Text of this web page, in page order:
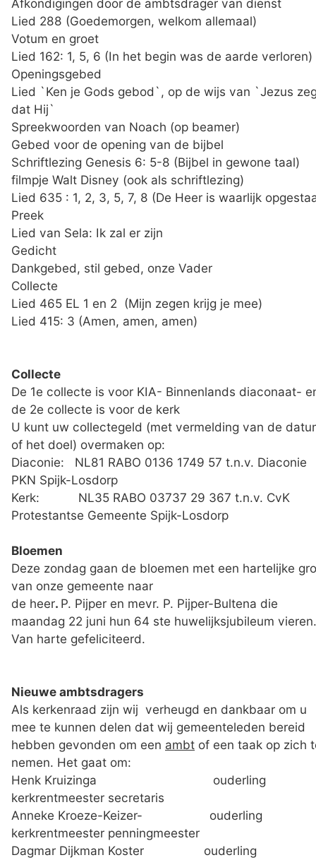
Afkondigingen door de ambtsdrager van dienst
Lied 288 (Goedemorgen, welkom allemaal)
Votum en groet
Lied 162: 1, 5, 6 (In het begin was de aarde verloren)
Openingsgebed
Lied `Ken je Gods gebod`, op de wijs van `Jezus
dat Hij`
Spreekwoorden van Noach (op beamer)
Gebed voor de opening van de bijbel
Schriftlezing Genesis 6: 5-8 (Bijbel in gewone taal)
filmpje Walt Disney (ook als schriftlezing)
Lied 635 : 1, 2, 3, 5, 7, 8 (De Heer is waarlijk
Preek
Lied van Sela: Ik zal er zijn
Gedicht
Dankgebed, stil gebed, onze Vader
Collecte
Lied 465 EL 1 en 2 (Mijn zegen krijg je mee)
Lied 415: 3 (Amen, amen, amen)
Collecte
De 1e collecte is voor KIA- Binnenlands diaconaat-
de 2e collecte is voor de kerk
U kunt uw collectegeld (met vermelding van de
of het doel) overmaken op:
Diaconie: NL81 RABO 0136 1749 57 t.n.v. Diaconie
PKN Spijk-Losdorp
Kerk: NL35 RABO 03737 29 367 t.n.v. CvK
Protestantse Gemeente Spijk-Losdorp
Bloemen
Deze zondag gaan de bloemen met een hartelijke
van onze gemeente naar
de heer. P. Pijper en mevr. P. Pijper-Bultena die
maandag 22 juni hun 64 ste huwelijksjubileum vieren.
Van harte gefeliciteerd.
Nieuwe ambtsdragers
Als kerkenraad zijn wij verheugd en dankbaar om u
mee te kunnen delen dat wij gemeenteleden bereid
hebben gevonden om een ambt of een taak op zich
nemen. Het gaat om:
Henk Kruizinga ouderling
kerkrentmeester secretaris
Anneke Kroeze-Keizer- ouderling
kerkrentmeester penningmeester
Dagmar Dijkman Koster ouderling